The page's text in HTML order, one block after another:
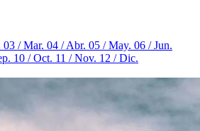
03 / Mar. 04 / Abr. 05 / May. 06 / Jun.
10 / Oct. 11 / Nov. 12 / Dic.